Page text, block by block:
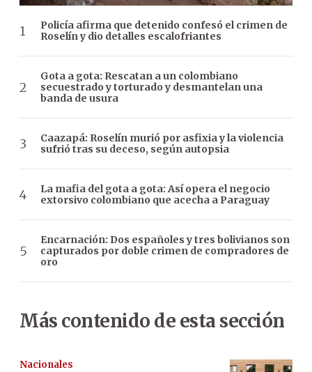
Policía afirma que detenido confesó el crimen de
Roselín y dio detalles escalofriantes
Gota a gota: Rescatan a un colombiano
secuestrado y torturado y desmantelan una
banda de usura
Caazapá: Roselín murió por asfixia y la violencia
sufrió tras su deceso, según autopsia
La mafia del gota a gota: Así opera el negocio
extorsivo colombiano que acecha a Paraguay
Encarnación: Dos españoles y tres bolivianos son
capturados por doble crimen de compradores de
oro
Más contenido de esta sección
Nacionales